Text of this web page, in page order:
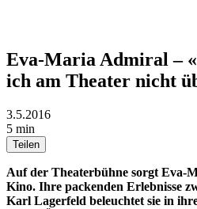
Eva-Maria Admiral –
ich am Theater nicht
3.5.2016
5 min
Teilen
Auf der Theaterbühne sorgt Eva-
Kino. Ihre packenden Erlebnisse
Karl Lagerfeld beleuchtet sie in